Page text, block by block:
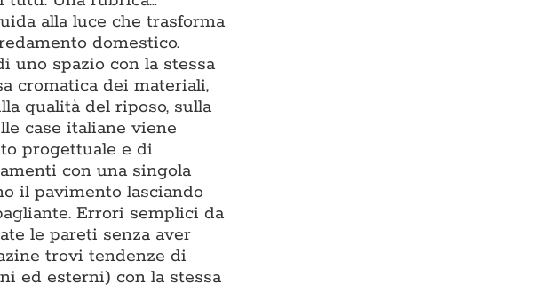
alla luce che trasforma
domestico.
uno spazio con la stessa
cromatica dei materiali,
qualità del riposo, sulla
case italiane viene
progettuale e di
con una singola
il pavimento lasciando
Errori semplici da
le pareti senza aver
trovi tendenze di
ed esterni) con la stessa